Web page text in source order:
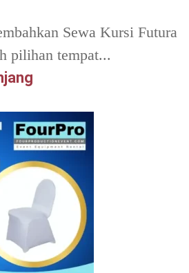
Sewa Kursi Futura
pilihan tempat...